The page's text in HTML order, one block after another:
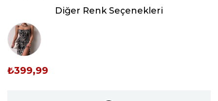
Diğer Renk Seçenekleri
₺399,99